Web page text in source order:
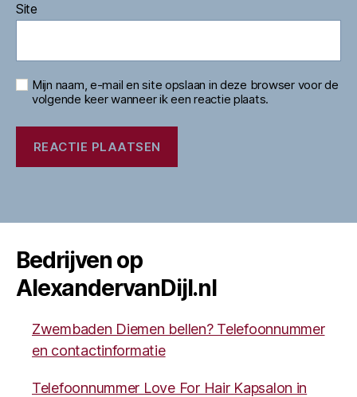
Site
Mijn naam, e-mail en site opslaan in deze browser voor de
volgende keer wanneer ik een reactie plaats.
Bedrijven op
AlexandervanDijl.nl
Zwembaden Diemen bellen? Telefoonnummer
en contactinformatie
Telefoonnummer Love For Hair Kapsalon in